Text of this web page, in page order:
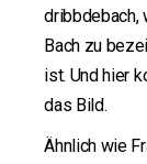
dribbdebach,
Bach zu
ist. Und hier
das Bild.
Ähnlich wie